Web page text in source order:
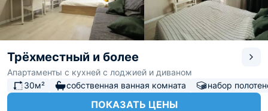
Трёхместный и более
Апартаменты с кухней с лоджией и диваном
30м²
собственная ванная комната набор
ПОКАЗАТЬ ЦЕНЫ